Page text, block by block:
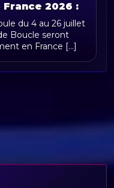
2026 :
en direct
du 4 au 26 juillet
Boucle seront
en France [...]